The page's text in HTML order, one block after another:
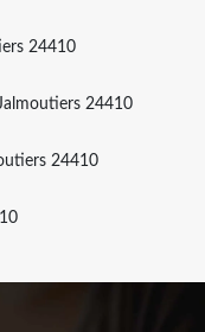
24410
24410
24410